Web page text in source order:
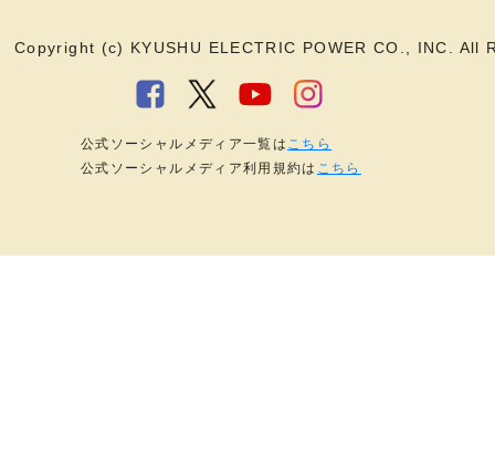
Copyright (c) KYUSHU ELECTRIC POWER CO., INC. All
公式ソーシャルメディア一覧は こちら
公式ソーシャルメディア利用規約は こちら